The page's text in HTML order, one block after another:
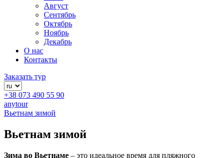
Август
Сентябрь
Октябрь
Ноябрь
Декабрь
О нас
Контакты
Заказать тур
+38 073 490 55 90
anytour
Вьетнам зимой
Вьетнам зимой
Зима во Вьетнаме – это идеальное время для пляжного